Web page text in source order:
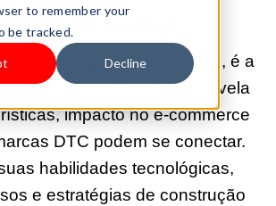
to remember your
be tracked.
Decline
saber
nascida depois de 2010, é a
consumidor. Este artigo revela
impacto no e-commerce
DTC podem se conectar.
habilidades tecnológicas,
e estratégias de construção